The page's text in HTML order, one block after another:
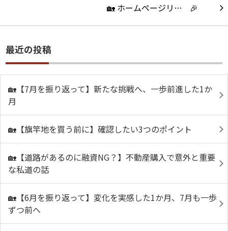
🏡 ホームページリ…
最近の投稿
🏡【7月を振り返って】新たな挑戦へ、一歩前進した1か
月
🏡【旗竿地を買う前に】確認したい3つのポイント
🏡【道路があるのに融資NG？】不動産購入で意外と重要
な私道の話
🏡【6月を振り返って】変化を実感した1か月、7月も一歩
ずつ前へ